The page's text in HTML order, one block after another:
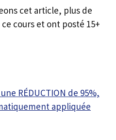
cet article, plus de
cours et ont posté 15+
RÉDUCTION de 95%,
appliquée